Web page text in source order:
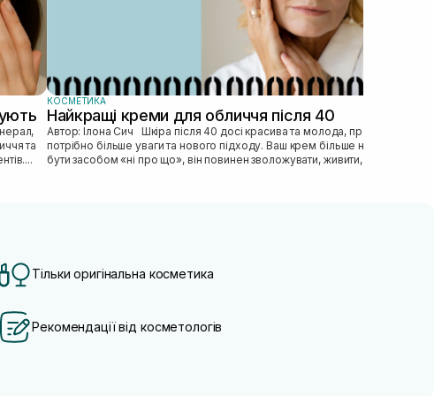
та
КОСМЕТИКА
Найкращі креми для обличчя після 40
Автор: Ілона Сич Шкіра після 40 досі красива та молода, просто їй
потрібно більше уваги та нового підходу. Ваш крем більше не може
бути засобом «ні про що», він повинен зволожувати, живити, покр...
Тільки оригінальна косметика
Рекомендації від косметологів